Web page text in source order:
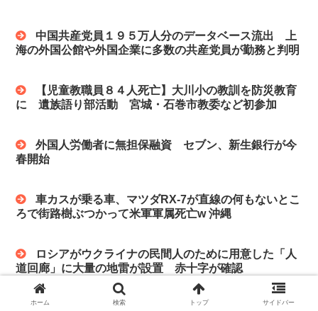
海の外国公館や外国企業に多数の共産党員が勤務と判明
に 遺族語り部活動 宮城・石巻市教委など初参加
春開始
ろで街路樹ぶつかって米軍軍属死亡w 沖縄
道回廊」に大量の地雷が設置 赤十字が確認
ホーム 検索 トップ サイドバー